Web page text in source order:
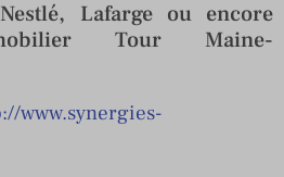
Lafarge ou encore
Tour Maine-
www.synergies-